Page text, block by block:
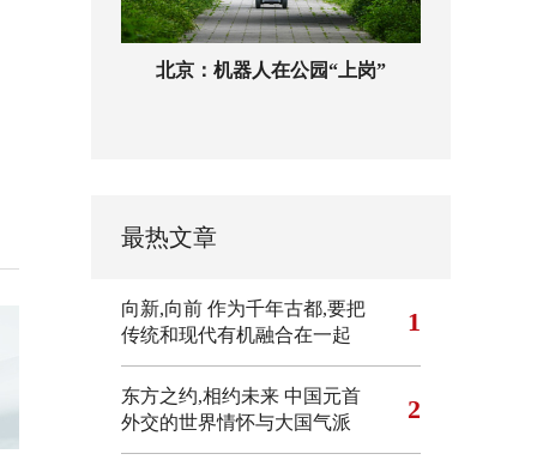
北京：机器人在公园“上岗”
最热文章
向新,向前 作为千年古都,要把
传统和现代有机融合在一起
1
东方之约,相约未来 中国元首
外交的世界情怀与大国气派
2